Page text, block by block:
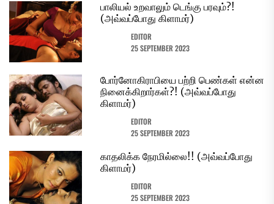
பாலியல் உறவாலும் டெங்கு பரவும்?!
(அவ்வப்போது கிளாமர்)
EDITOR
25 SEPTEMBER 2023
போர்னோகிராபியை பற்றி பெண்கள் என்ன
நினைக்கிறார்கள்?! (அவ்வப்போது
கிளாமர்)
EDITOR
25 SEPTEMBER 2023
காதலிக்க நேரமில்லை!! (அவ்வப்போது
கிளாமர்)
EDITOR
25 SEPTEMBER 2023